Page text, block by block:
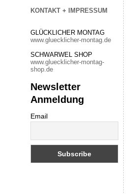
KONTAKT + IMPRESSUM
GLÜCKLICHER MONTAG
www.gluecklicher-montag.de
SCHWARWEL SHOP
www.gluecklicher-montag-
shop.de
Newsletter
Anmeldung
Email